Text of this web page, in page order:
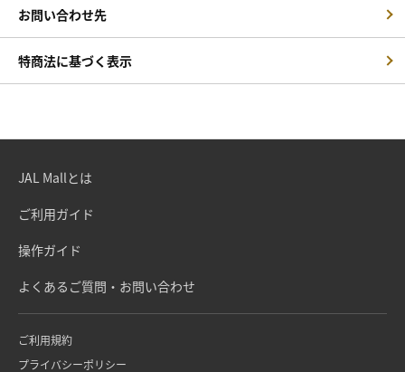
お問い合わせ先
特商法に基づく表示
JAL Mallとは
ご利用ガイド
操作ガイド
よくあるご質問・お問い合わせ
ご利用規約
プライバシーポリシー